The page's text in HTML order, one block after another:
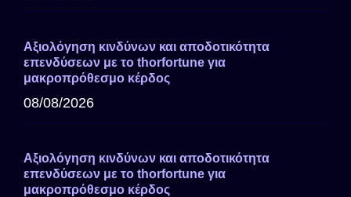
Αξιολόγηση κινδύνων και αποδοτικότητα
επενδύσεων με το thorfortune για
μακροπρόθεσμο κέρδος
08/08/2026
Αξιολόγηση κινδύνων και αποδοτικότητα
επενδύσεων με το thorfortune για
μακροπρόθεσμο κέρδος